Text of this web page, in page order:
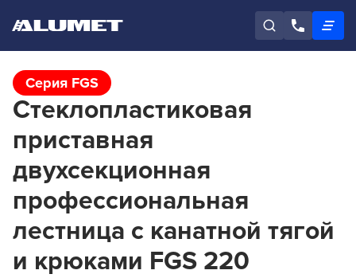
Серия FGS
Стеклопластиковая
приставная
двухсекционная
профессиональная
лестница с канатной тягой
и крюками FGS 220